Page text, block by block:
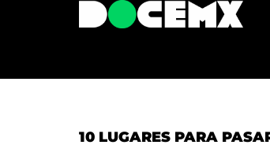
10 LUGARES PARA